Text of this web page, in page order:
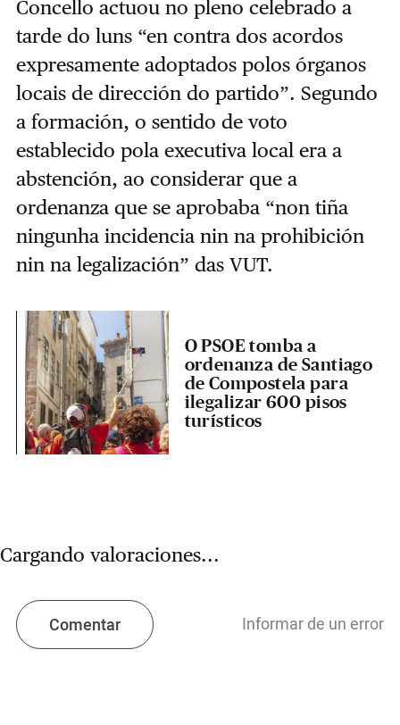
Concello actuou no pleno celebrado a
tarde do luns “en contra dos acordos
expresamente adoptados polos órganos
locais de dirección do partido”. Segundo
a formación, o sentido de voto
establecido pola executiva local era a
abstención, ao considerar que a
ordenanza que se aprobaba “non tiña
ningunha incidencia nin na prohibición
nin na legalización” das VUT.
O PSOE tomba a
ordenanza de Santiago
de Compostela para
ilegalizar 600 pisos
turísticos
Cargando valoraciones...
Comentar Informar de un error